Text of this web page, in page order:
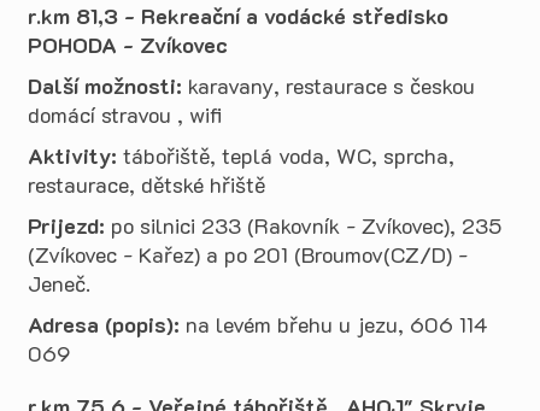
r.km 81,3 - Rekreační a vodácké středisko
POHODA - Zvíkovec
Další možnosti: karavany, restaurace s českou
domácí stravou , wifi
Aktivity: tábořiště, teplá voda, WC, sprcha,
restaurace, dětské hřiště
Prijezd: po silnici 233 (Rakovník - Zvíkovec), 235
(Zvíkovec - Kařez) a po 201 (Broumov(CZ/D) -
Jeneč.
Adresa (popis): na levém břehu u jezu, 606 114
069